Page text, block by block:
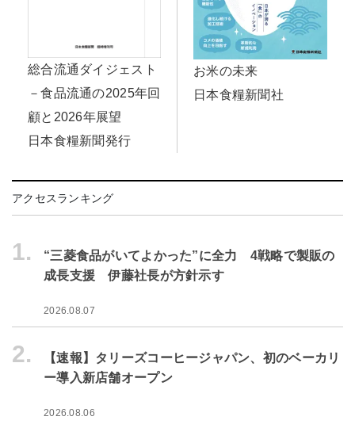
総合流通ダイジェスト
－食品流通の2025年回
顧と2026年展望
日本食糧新聞発行
お米の未来
日本食糧新聞社
アクセスランキング
1.
“三菱食品がいてよかった”に全力 4戦略で製販の
成長支援 伊藤社長が方針示す
2026.08.07
2.
【速報】タリーズコーヒージャパン、初のベーカリ
ー導入新店舗オープン
2026.08.06